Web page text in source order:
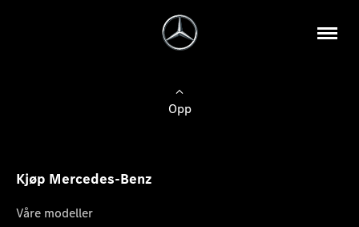
Opp
Kjøp Mercedes-Benz
Våre modeller